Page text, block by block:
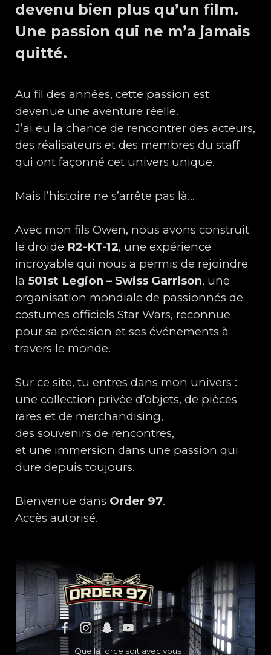
devenu bien plus qu’un film.
Une passion qui ne m’a jamais
quitté.
Au fil des années, cette passion est
devenue une aventure réelle.
J’ai eu la chance de rencontrer des acteurs,
des réalisateurs et des membres du staff
qui ont façonné cet univers unique.
Mais l’histoire ne s’arrête pas là…
Avec mon fils Owen, nous avons construit
le droïde R2-KT-12, une expérience
incroyable qui nous a permis de rejoindre
la 501st Legion – Swiss Garrison, une
organisation mondiale de passionnés de
costumes officiels Star Wars, reconnue
pour sa précision et ses événements à
travers le monde.
Sur ce site, tu entres dans mon univers :
une collection privée d’objets, de pièces
rares et de merchandising,
des souvenirs de rencontres,
et une immersion dans une passion qui
dure depuis toujours.
Bienvenue dans Order 97.
Accès autorisé.
Que la force soit avec vous !